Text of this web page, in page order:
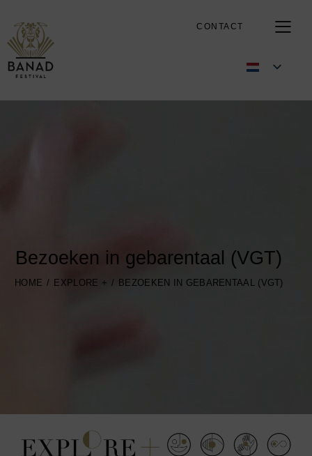
CONTACT
Bezoeken in gebarentaal (VGT)
HOME EXPLORE + BEZOEKEN IN GEBARENTAAL (VGT)